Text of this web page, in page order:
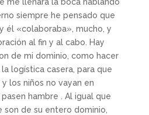
siempre he pensado que
él «colaboraba», mucho, y
al fin y al cabo. Hay
de mi dominio, como hacer
logística casera, para que
los niños no vayan en
hambre . Al igual que
de su entero dominio,